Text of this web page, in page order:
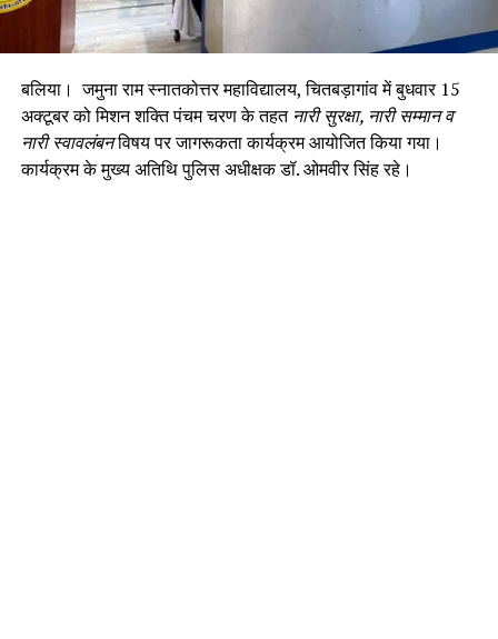
बलिया। जमुना राम स्नातकोत्तर महाविद्यालय, चितबड़ागांव में बुधवार 15
अक्टूबर को मिशन शक्ति पंचम चरण के तहत नारी सुरक्षा, नारी सम्मान व
नारी स्वावलंबनविषय पर जागरूकता कार्यक्रम आयोजित किया गया।
कार्यक्रम के मुख्य अतिथि पुलिस अधीक्षक डॉ. ओमवीर सिंह रहे।